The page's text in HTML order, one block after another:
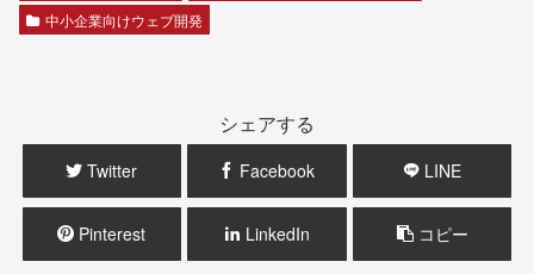
中小企業向けウェブ開発
シェアする
Twitter Facebook LINE
Pinterest LinkedIn コピー